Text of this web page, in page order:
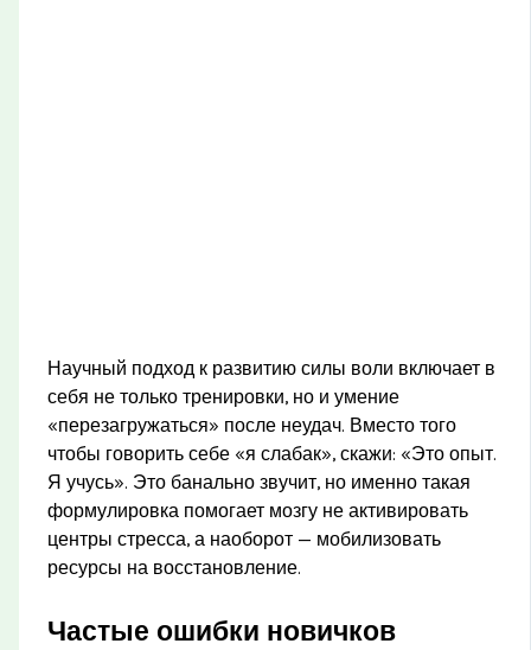
Научный подход к развитию силы воли включает в
себя не только тренировки, но и умение
«перезагружаться» после неудач. Вместо того
чтобы говорить себе «я слабак», скажи: «Это опыт.
Я учусь». Это банально звучит, но именно такая
формулировка помогает мозгу не активировать
центры стресса, а наоборот — мобилизовать
ресурсы на восстановление.
Частые ошибки новичков